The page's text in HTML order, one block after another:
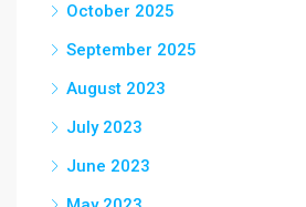
October 2025
September 2025
August 2023
July 2023
June 2023